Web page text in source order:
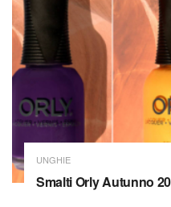
UNGHIE
Smalti Orly Autunno